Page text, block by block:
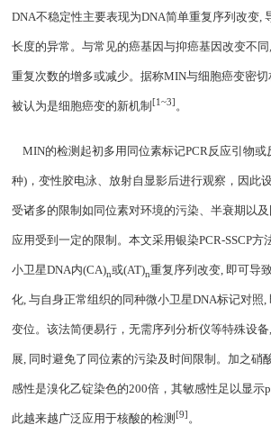
DNA不稳定性主要表现为DNA简单重复序列改变,
长度的异常。与常见的癌基因与抑癌基因改变不同
重复次数的增多或减少。据称MIN与细胞癌变密
被认为是细胞癌变的新机制[1~3]。
MIN的检测起初多用同位素标记PCR反应引物或
种) ，变性胶电泳、放射自显影后进行观察，因此
受诸多的限制如同位素对环境的污染、半衰期以
应用受到一定的限制。本文采用银染PCR-SSCP方
小卫星DNA内(CA)n或(AT)n重复序列改变, 即可导
化,与自身正常组织的同种微小卫星DNA标记对照,
变位。该法简便易行，无需序列分析仪等特殊设备
展, 同时避免了同位素的污染及时间限制。加之硝
感性是溴化乙锭染色的200倍，其敏感性足以显示
此越来越广泛应用于核酸的检测[9]。